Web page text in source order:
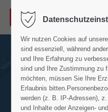
Wir nutzen Cookies auf
sind essenziell, während
und Ihre Erfahrung zu
sind und Ihre Zustimmung zu
möchten, müssen Sie Ihre
Erlaubnis bitten.
werden (z. B. IP-Adressen),
und Inhalte oder Anzeigen-